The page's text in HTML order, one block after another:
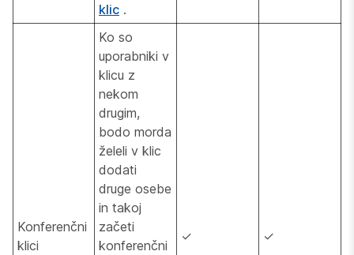
klic .
Konferenčni
klici
Ko so
uporabniki v
klicu z
nekom
drugim,
bodo morda
želeli v klic
dodati
druge osebe
in takoj
začeti
konferenčni
✓ ✓